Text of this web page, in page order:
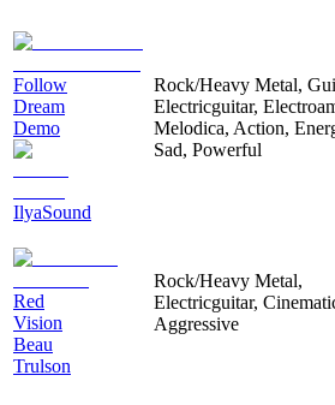
Follow
Dream
Demo
IlyaSound
Rock/Heavy Metal,
Electricguitar,
Melodica, Action,
Sad, Powerful
Red
Vision
Beau
Trulson
Rock/Heavy Metal,
Electricguitar,
Aggressive